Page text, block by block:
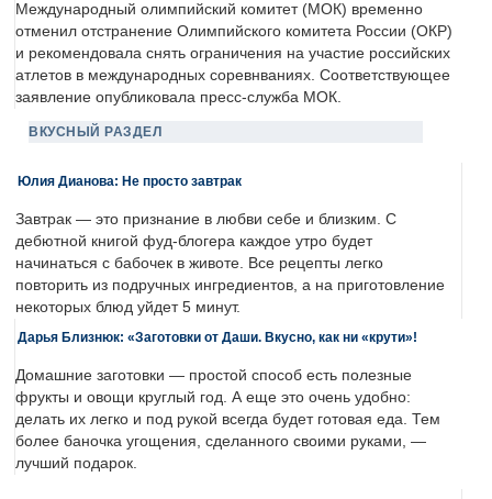
Международный олимпийский комитет (МОК) временно
отменил отстранение Олимпийского комитета России (ОКР)
и рекомендовала снять ограничения на участие российских
атлетов в международных соревнваниях. Соответствующее
заявление опубликовала пресс-служба МОК.
ВКУСНЫЙ РАЗДЕЛ
Юлия Дианова: Не просто завтрак
Завтрак — это признание в любви себе и близким. С
дебютной книгой фуд-блогера каждое утро будет
начинаться с бабочек в животе. Все рецепты легко
повторить из подручных ингредиентов, а на приготовление
некоторых блюд уйдет 5 минут.
Дарья Близнюк: «Заготовки от Даши. Вкусно, как ни «крути»!
Домашние заготовки — простой способ есть полезные
фрукты и овощи круглый год. А еще это очень удобно:
делать их легко и под рукой всегда будет готовая еда. Тем
более баночка угощения, сделанного своими руками, —
лучший подарок.